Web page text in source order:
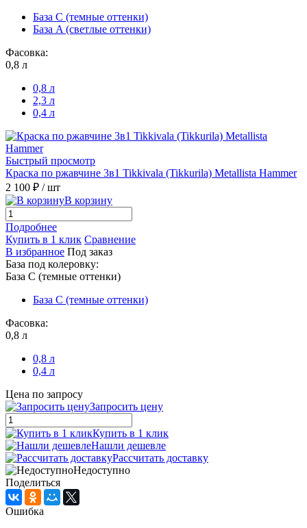
База С (темные оттенки)
База A (светлые оттенки)
Фасовка:
0,8 л
0,8 л
2,3 л
0,4 л
Быстрый просмотр
Краска по ржавчине 3в1 Tikkivala (Tikkurila) Metallista Hammer
2 100 ₽ / шт
В корзину
Подробнее
Купить в 1 клик Сравнение
В избранное Под заказ
База под колеровку:
База С (темные оттенки)
База С (темные оттенки)
Фасовка:
0,8 л
0,8 л
0,4 л
Цена по запросу
Запросить цену
Купить в 1 клик
Нашли дешевле
Рассчитать доставку
Недоступно
Поделиться
Ошибка